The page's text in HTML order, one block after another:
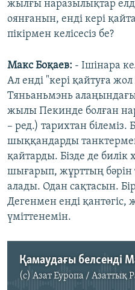
жылғы наразылықтар
оянғанын, енді кері
пікірмен келісесіз бе?
Макс Боқаев: - Ішінара
Ал енді "кері қайтуға
Тяньаньмэнь
жылы Пекинде болған
– ред.) тарихтан білеміз.
шыққандарды танктермен
қайтарды. Бізде де
шығарып, жұрттың бәрін
алады. Одан сақтасын.
Дегенмен енді
үміттенемін.
(c) Азат Еуропа / Азаттық
No media